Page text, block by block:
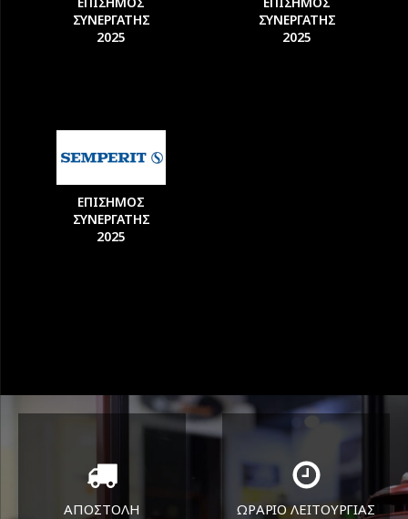
ΣΥΝΕΡΓΑΤΗΣ
2025
ΣΥΝΕΡΓΑΤΗΣ
2025
ΕΠΙΣΗΜΟΣ
ΣΥΝΕΡΓΑΤΗΣ
2025
ΑΠΟΣΤΟΛΗ
ΩΡΑΡΙΟ ΛΕΙΤΟΥΡΓΙΑΣ